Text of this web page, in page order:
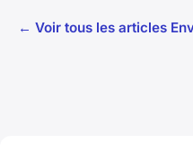
← Voir tous les articles